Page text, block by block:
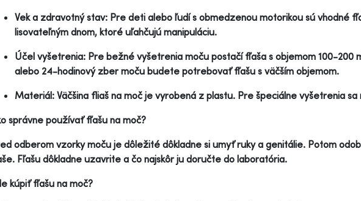
Vek a zdravotný stav: Pre deti alebo ľudí s obmedzenou motorikou sú vhodné
lisovateľným dnom, ktoré uľahčujú manipuláciu.
Účel vyšetrenia: Pre bežné vyšetrenia moču postačí fľaša s objemom 100-200
alebo 24-hodinový zber moču budete potrebovať fľašu s väčším objemom.
Materiál: Väčšina fliaš na moč je vyrobená z plastu. Pre špeciálne vyšetrenia
správne používať fľašu na moč?
odberom vzorky moču je dôležité dôkladne si umyť ruky a genitálie. Potom
Fľašu dôkladne uzavrite a čo najskôr ju doručte do laboratória.
kúpiť fľašu na moč?